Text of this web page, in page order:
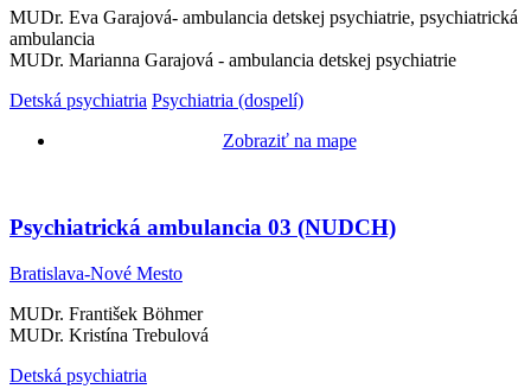
MUDr. Eva Garajová- ambulancia detskej psychiatrie, psychiatrická
ambulancia
MUDr. Marianna Garajová - ambulancia detskej psychiatrie
Detská psychiatria Psychiatria (dospelí)
Zobraziť na mape
Psychiatrická ambulancia 03 (NUDCH)
Bratislava-Nové Mesto
MUDr. František Böhmer
MUDr. Kristína Trebulová
Detská psychiatria